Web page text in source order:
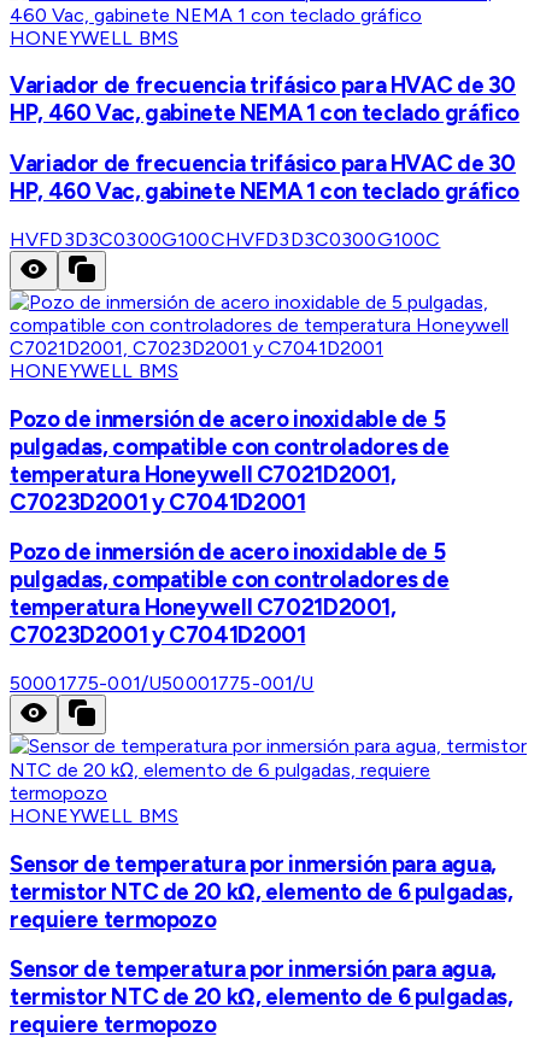
HONEYWELL BMS
Variador de frecuencia trifásico para HVAC de 30
HP, 460 Vac, gabinete NEMA 1 con teclado gráfico
Variador de frecuencia trifásico para HVAC de 30
HP, 460 Vac, gabinete NEMA 1 con teclado gráfico
HVFD3D3C0300G100CHVFD3D3C0300G100C
HONEYWELL BMS
Pozo de inmersión de acero inoxidable de 5
pulgadas, compatible con controladores de
temperatura Honeywell C7021D2001,
C7023D2001 y C7041D2001
Pozo de inmersión de acero inoxidable de 5
pulgadas, compatible con controladores de
temperatura Honeywell C7021D2001,
C7023D2001 y C7041D2001
50001775-001/U50001775-001/U
HONEYWELL BMS
Sensor de temperatura por inmersión para agua,
termistor NTC de 20 kΩ, elemento de 6 pulgadas,
requiere termopozo
Sensor de temperatura por inmersión para agua,
termistor NTC de 20 kΩ, elemento de 6 pulgadas,
requiere termopozo